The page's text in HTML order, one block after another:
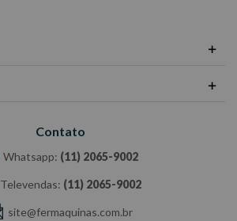
Contato
Whatsapp: (11) 2065-9002
Televendas: (11) 2065-9002
site@fermaquinas.com.br